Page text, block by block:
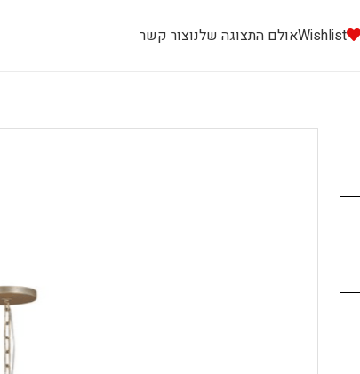
Wishlistאולם התצוגה שלנוצור קשר